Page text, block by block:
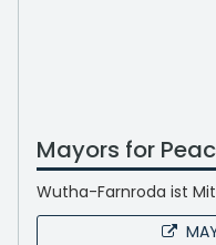
Mayors for
Wutha-Farnroda ist